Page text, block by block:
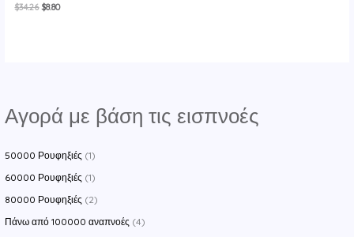
Αγορά με βάση τις εισπνοές
50000 Ρουφηξιές (1)
60000 Ρουφηξιές (1)
80000 Ρουφηξιές (2)
Πάνω από 100000 αναπνοές (4)
$34.26Original
$8.80Η